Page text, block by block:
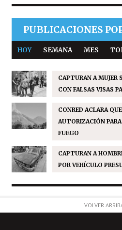
PUBLICACIONES
HOY SEMANA MES
CAPTURAN A MUJER
CON FALSAS VISAS
CONRED ACLARA
AUTORIZACIÓN
FUEGO
CAPTURAN A
POR VEHÍCULO
VOLVER